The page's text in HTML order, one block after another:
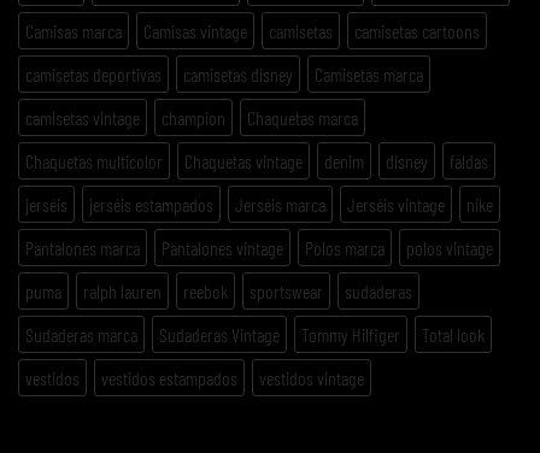
Camisas marca
Camisas vintage camisetas
camisetas cartoons
camisetas deportivas
camisetas disney
Camisetas marca
camisetas vintage
champion
Chaquetas marca
Chaquetas multicolor
Chaquetas vintage denim disney
faldas
jerséis
jerséis estampados Jerséis marca Jerséis vintage
nike
Pantalones marca
Pantalones vintage Polos marca
polos vintage
puma
ralph lauren reebok sportswear
sudaderas
Sudaderas marca
Sudaderas Vintage Tommy Hilfiger
Total look
vestidos
vestidos estampados vestidos vintage